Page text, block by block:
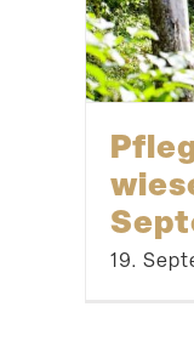
19.